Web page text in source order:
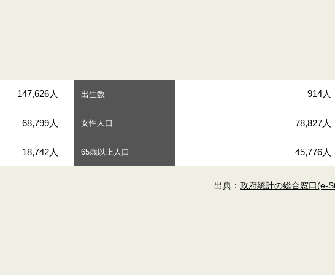
147,626人 出生数 914人
68,799人 女性人口 78,827人
18,742人 65歳以上人口 45,776人
出典：政府統計の総合窓口(e-